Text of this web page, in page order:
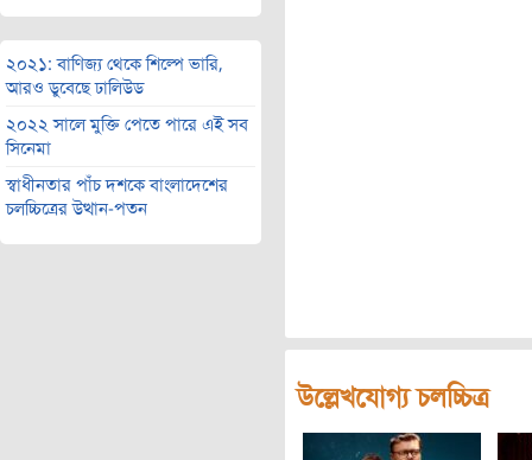
২০২১: বাণিজ্য থেকে শিল্পে ভারি,
আরও ডুবেছে ঢালিউড
২০২২ সালে মুক্তি পেতে পারে এই সব
সিনেমা
স্বাধীনতার পাঁচ দশকে বাংলাদেশের
চলচ্চিত্রের উত্থান-পতন
উল্লেখযোগ্য চলচ্চিত্র